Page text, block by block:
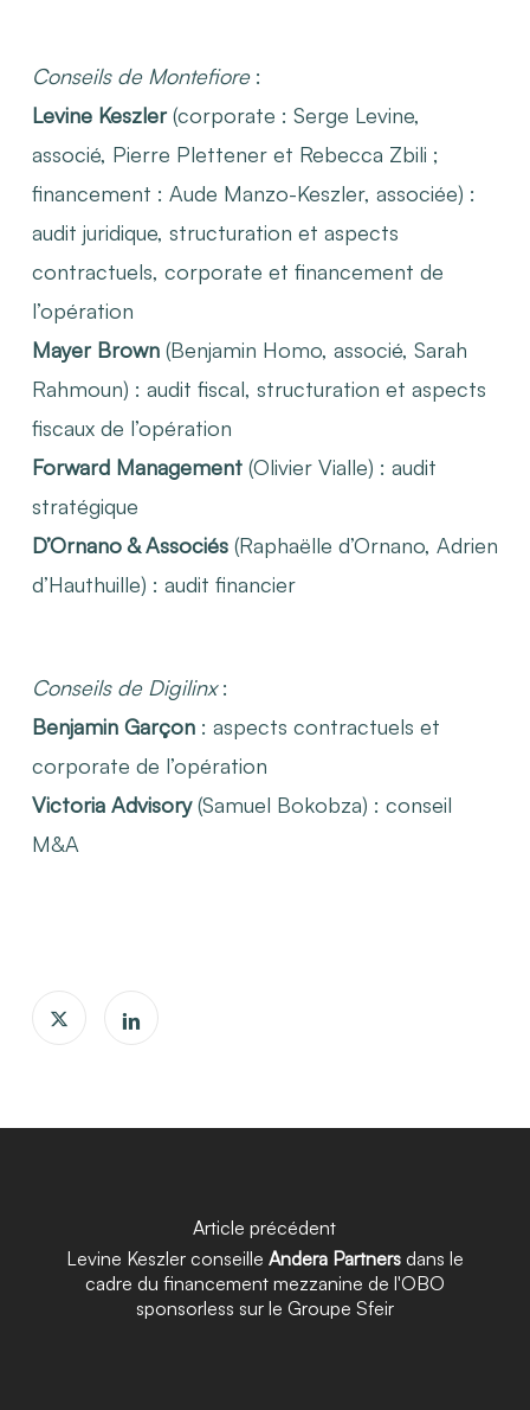
Conseils de Montefiore:
Levine Keszler(corporate : Serge Levine,
associé, Pierre Plettener et Rebecca Zbili ;
financement : Aude Manzo-Keszler, associée) :
audit juridique, structuration et aspects
contractuels, corporate et financement de
l’opération
Mayer Brown(Benjamin Homo, associé, Sarah
Rahmoun) : audit fiscal, structuration et aspects
fiscaux de l’opération
Forward Management(Olivier Vialle) : audit
stratégique
D’Ornano & Associés(Raphaëlle d’Ornano, Adrien
d’Hauthuille) : audit financier
Conseils de Digilinx:
Benjamin Garçon: aspects contractuels et
corporate de l’opération
Victoria Advisory(Samuel Bokobza) : conseil
M&A
Article précédent
Levine Keszler conseille Andera Partnersdans le
cadre du financement mezzanine de l'OBO
sponsorless sur le Groupe Sfeir